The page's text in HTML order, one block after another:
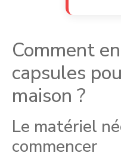
Comment
capsules
maison ?
Le matériel
commencer